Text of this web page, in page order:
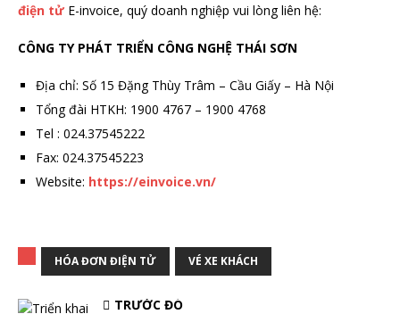
điện tửE-invoice, quý doanh nghiệp vui lòng liên hệ:
CÔNG TY PHÁT TRIỂN CÔNG NGHỆ THÁI SƠN
Địa chỉ: Số 15 Đặng Thùy Trâm – Cầu Giấy – Hà Nội
Tổng đài HTKH: 1900 4767 – 1900 4768
Tel : 024.37545222
Fax: 024.37545223
Website: https://einvoice.vn/
HÓA ĐƠN ĐIỆN TỬ VÉ XE KHÁCH
TRƯỚC ĐÓ